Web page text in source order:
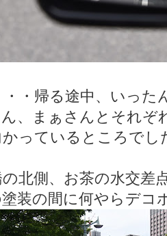
・・帰る途中、いった
、まぁさんとそれぞ
っているところでし
北側、お茶の水交差
装の間に何やらデコ